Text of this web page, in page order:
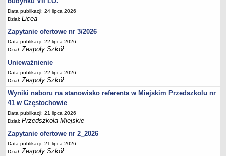
PONOWNE WYKORZYSTYWANIE
UDOSTĘPNIANIE INFORMACJI PUBLICZNEJ
OCHRONA DANYCH OSOBOWYCH
Data publikacji: 24 lipca 2026
Dział:Licea
Zapytanie ofertowe nr 3/2026
Data publikacji: 22 lipca 2026
Dział:Zespoły Szkół
Unieważnienie
Data publikacji: 22 lipca 2026
Dział:Zespoły Szkół
Wyniki naboru na stanowisko referenta w Miejskim Przedszkolu nr
41 w Częstochowie
Data publikacji: 21 lipca 2026
Dział:Przedszkola Miejskie
Zapytanie ofertowe nr 2_2026
Data publikacji: 21 lipca 2026
Dział:Zespoły Szkół